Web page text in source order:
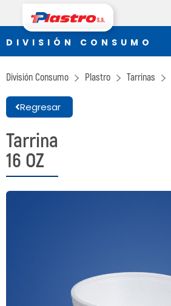
DIVISIÓN CONSUMO
Espumax
DIVISIÓN INDUSTRIAL
Germiplant
Envases y Embalajes
Termoblock
DIVISIÓN CONSUMO
División Consumo Plastro Tarrinas
Regresar
Tarrina
16 OZ